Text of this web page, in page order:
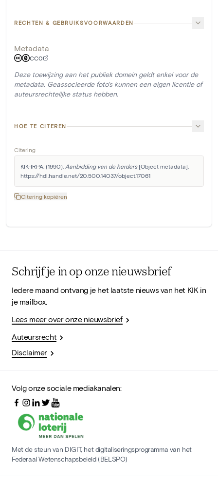
RECHTEN & GEBRUIKSVOORWAARDEN
Metadata
CC0
Deze toewijzing aan het publiek domein geldt enkel voor de
metadata. Geassocieerde foto's kunnen een eigen licentie of
auteursrechtelijke status hebben.
HOE TE CITEREN
Citering
KIK-IRPA. (1990). Aanbidding van de herders [Object metadata].
https://hdl.handle.net/20.500.14037/object.17061
Citering kopiëren
Schrijf je in op onze nieuwsbrief
Iedere maand ontvang je het laatste nieuws van het KIK in
je mailbox.
Lees meer over onze nieuwsbrief
Auteursrecht
Disclaimer
Volg onze sociale mediakanalen:
Met de steun van DIGIT, het digitaliseringsprogramma van het
Federaal Wetenschapsbeleid (BELSPO)